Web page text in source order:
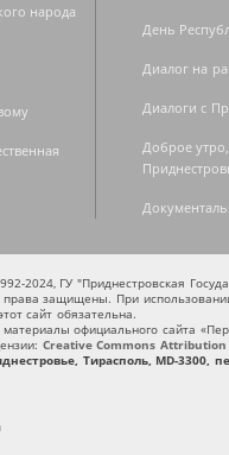
народа
День
Диалог на
Диалоги с
Доброе утро,
2024, ГУ "Приднестровская
права защищены. При
сайт обязательна.
материалы официального сайта
Creative Commons
Тирасполь, MD-3300,